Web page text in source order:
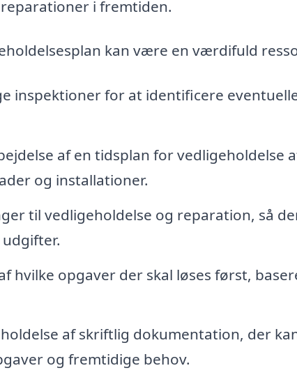
i fremtiden.
kan være en værdifuld
inspektioner for at identificere
af en tidsplan for vedligeholdelse
og installationer.
til vedligeholdelse og reparation, så
hvilke opgaver der skal løses først,
af skriftlig dokumentation, der
og fremtidige behov.